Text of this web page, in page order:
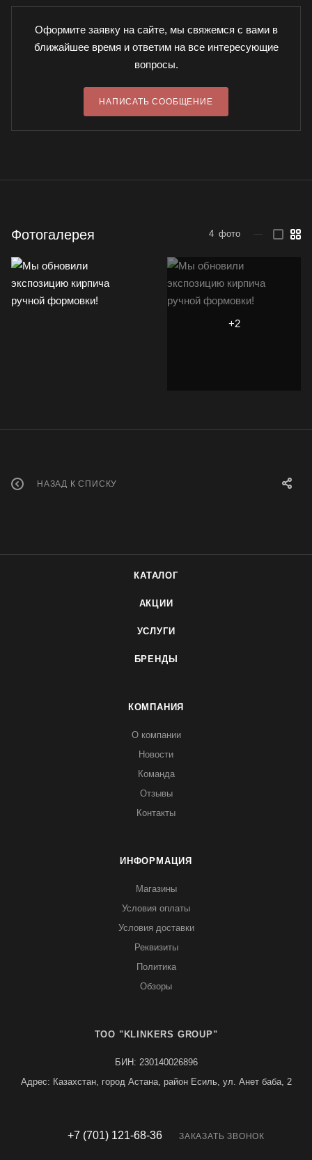
Оформите заявку на сайте, мы свяжемся с вами в
ближайшее время и ответим на все интересующие
вопросы.
НАПИСАТЬ СООБЩЕНИЕ
Фотогалерея 4 фото —
НАЗАД К СПИСКУ
КАТАЛОГ
АКЦИИ
УСЛУГИ
БРЕНДЫ
КОМПАНИЯ
О компании
Новости
Команда
Отзывы
Контакты
ИНФОРМАЦИЯ
Магазины
Условия оплаты
Условия доставки
Реквизиты
Политика
Обзоры
TOO "KLINKERS GROUP"
БИН: 230140026896
Адрес: Казахстан, город Астана, район Есиль, ул. Анет баба, 2
+7 (701) 121-68-36 ЗАКАЗАТЬ ЗВОНОК